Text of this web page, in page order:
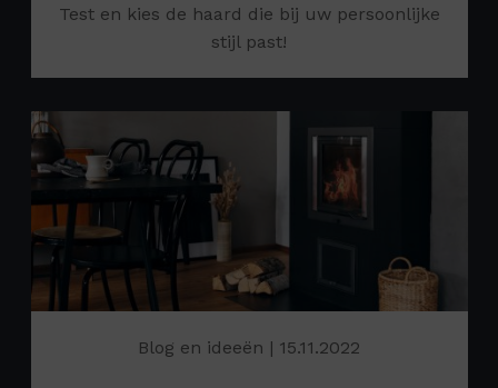
Test en kies de haard die bij uw persoonlijke
stijl past!
Blog en ideeën | 15.11.2022